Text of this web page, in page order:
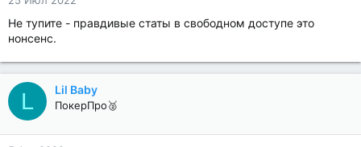
Не тупите - правдивые статы в свободном доступе это
нонсенс.
L Lil Baby
ПокерПро🥈